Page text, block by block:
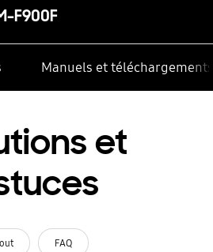
F900F
Manuels et téléchargements
et
FAQ